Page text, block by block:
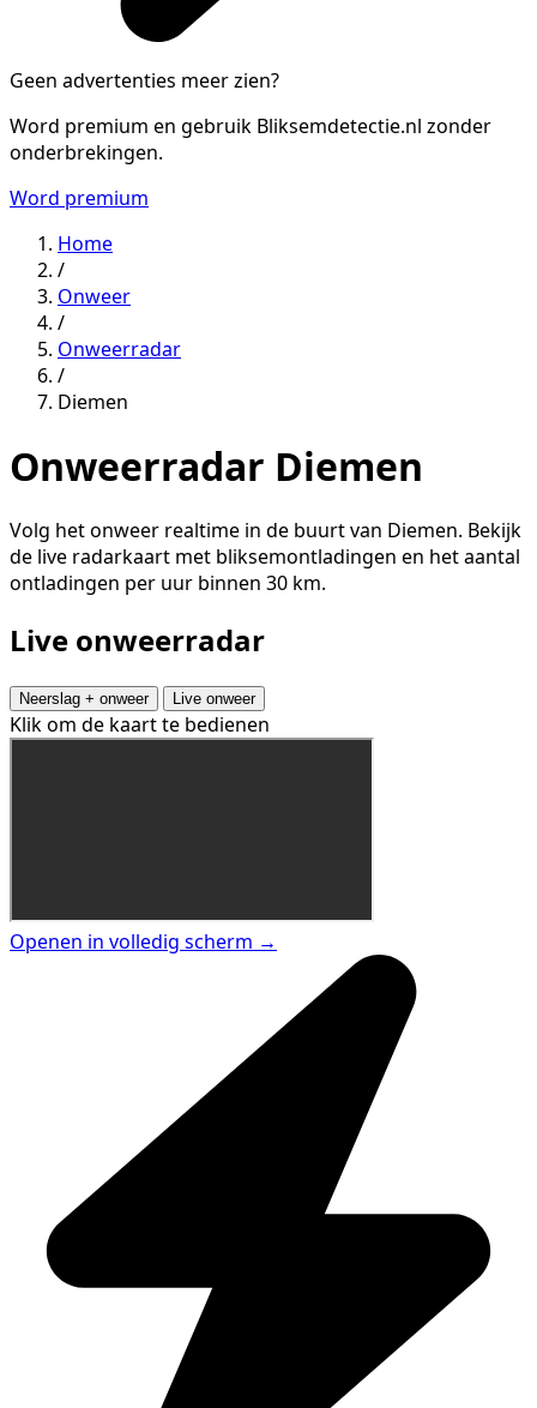
Geen advertenties meer zien?
Word premium en gebruik Bliksemdetectie.nl zonder
onderbrekingen.
Word premium
Home
/
Onweer
/
Onweerradar
/
Diemen
Onweerradar Diemen
Volg het onweer realtime in de buurt van Diemen. Bekijk
de live radarkaart met bliksemontladingen en het aantal
ontladingen per uur binnen 30 km.
Live onweerradar
Neerslag + onweer Live onweer
Klik om de kaart te bedienen
Openen in volledig scherm →